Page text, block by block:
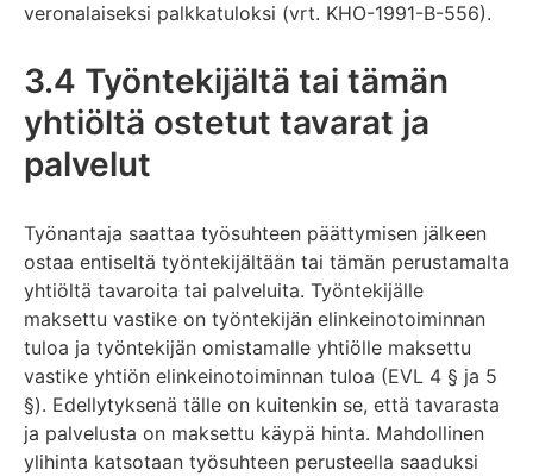
veronalaiseksi palkkatuloksi (vrt. KHO-1991-B-556).
3.4 Työntekijältä tai tämän
yhtiöltä ostetut tavarat ja
palvelut
Työnantaja saattaa työsuhteen päättymisen jälkeen
ostaa entiseltä työntekijältään tai tämän perustamalta
yhtiöltä tavaroita tai palveluita. Työntekijälle
maksettu vastike on työntekijän elinkeinotoiminnan
tuloa ja työntekijän omistamalle yhtiölle maksettu
vastike yhtiön elinkeinotoiminnan tuloa (EVL 4 § ja 5
§). Edellytyksenä tälle on kuitenkin se, että tavarasta
ja palvelusta on maksettu käypä hinta. Mahdollinen
ylihinta katsotaan työsuhteen perusteella saaduksi